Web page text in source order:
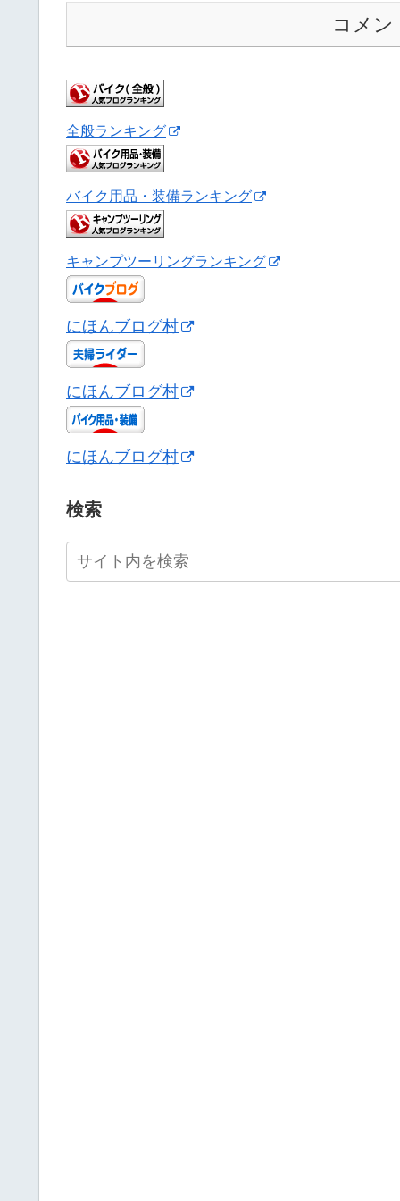
コメン
全般ランキング
バイク用品・装備ランキング
キャンプツーリングランキング
にほんブログ村
にほんブログ村
にほんブログ村
検索